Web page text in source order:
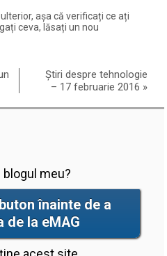
așa că verificați ce ați
ceva, lăsați un nou
Știri despre tehnologie
– 17 februarie 2016 »
meu?
înainte de a
de la eMAG